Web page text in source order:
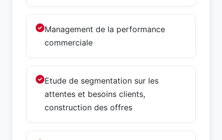
Management de la performance
commerciale
Etude de segmentation sur les
attentes et besoins clients,
construction des offres